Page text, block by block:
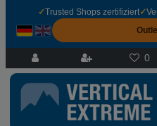
✓Trusted Shops zertifiziert✓
0